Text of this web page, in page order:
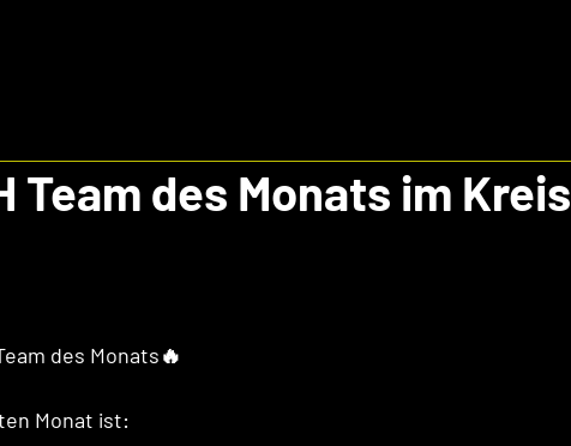
Team des Monats im Kreis
des Monats🔥
Monat ist: